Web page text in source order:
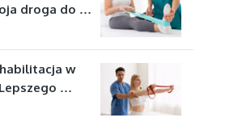
droga do …
w
…